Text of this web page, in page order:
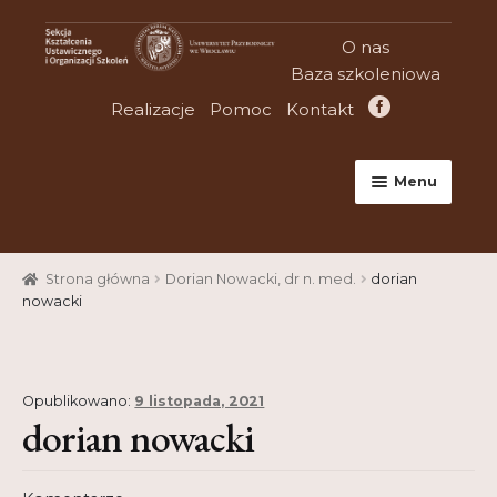
Przejdź
do
Przejdź
do
O nas
Baza szkoleniowa
Realizacje
Pomoc Kontakt
Menu
Strona główna
Aktualności
Cart
Checkout
Strona główna Dorian Nowacki, dr n. med.
dorian
nowacki
Opublikowano: 9 listopada, 2021
dorian nowacki